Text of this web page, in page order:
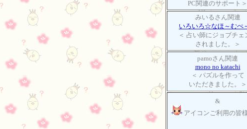
PC関連のサポート＞
みいるさん関連
いろいろ☆なほ～むぺ
＜ 占い師にジョブチェ
されました。＞
pamoさん関連
mono no katachi
＜ パズルを作って
いただきました。＞
&
アイコンご利用の皆